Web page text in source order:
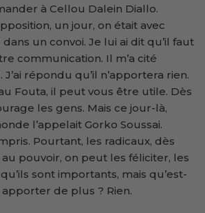
à Cellou Dalein Diallo.
un jour, on était avec
un convoi. Je lui ai dit qu’il faut
communication. Il m’a cité
répondu qu’il n’apportera rien.
Fouta, il peut vous être utile. Dès
les gens. Mais ce jour-là,
l’appelait Gorko Soussai.
Pourtant, les radicaux, dès
au pouvoir, on peut les féliciter, les
sont importants, mais qu’est-
de plus ? Rien.